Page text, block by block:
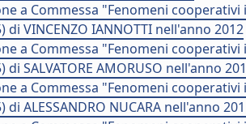
a Commessa "Fenomeni
di VINCENZO IANNOTTI nell'anno 2012
a Commessa "Fenomeni
di SALVATORE AMORUSO nell'anno
a Commessa "Fenomeni
di ALESSANDRO NUCARA nell'anno